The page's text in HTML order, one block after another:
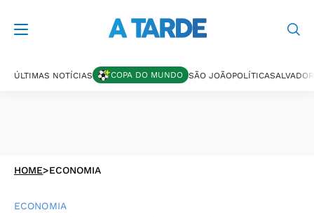
ÚLTIMAS NOTÍCIAS COPA DO MUNDO SÃO JOÃOPOLÍTICASALVADOR
HOME>ECONOMIA
ECONOMIA